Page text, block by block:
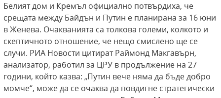
Белият дом и Кремъл официално потвърдиха, че
срещата между Байдън и Путин е планирана за 16 юни
в Женева. Очакванията са толкова големи, колкото и
скептичното отношение, че нещо смислено ще се
случи. РИА Новости цитират Раймонд Макгавърн,
анализатор, работил за ЦРУ в продължение на 27
години, който казва: „Путин вече няма да бъде добро
момче“, може да се очаква да повдигне стратегически